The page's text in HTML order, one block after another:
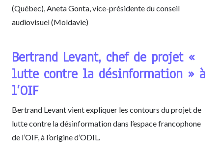
(Québec), Aneta Gonta, vice-présidente du conseil
audiovisuel (Moldavie)
Bertrand Levant, chef de projet «
lutte contre la désinformation » à
l’OIF
Bertrand Levant vient expliquer les contours du projet de
lutte contre la désinformation dans l’espace francophone
de l’OIF, à l’origine d’ODIL.